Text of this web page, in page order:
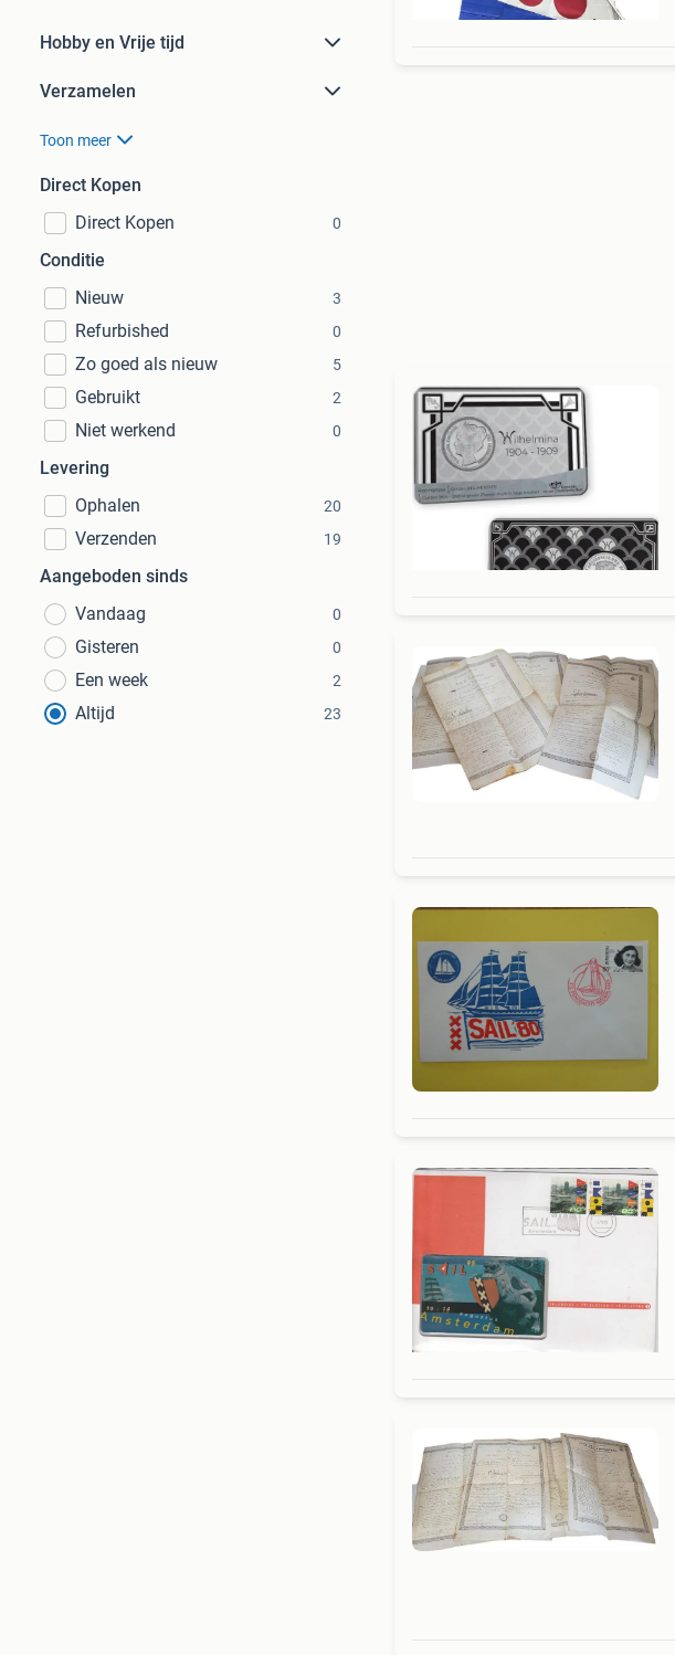
Hobby en Vrije tijd
Verzamelen
Toon meer
Direct Kopen
Direct Kopen
0
Conditie
Nieuw
3
Refurbished 0
Zo goed als nieuw 5
Gebruikt 2
Niet werkend 0
Levering
Ophalen
20
Verzenden 19
Aangeboden sinds
Vandaag
0
Gisteren 0
Een week 2
Altijd 23